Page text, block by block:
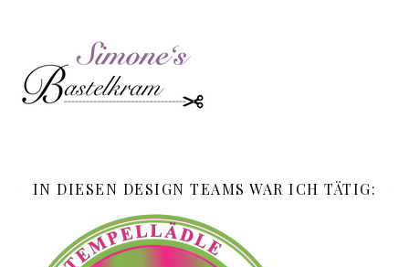
IN DIESEN DESIGN TEAMS WAR ICH TÄTIG: